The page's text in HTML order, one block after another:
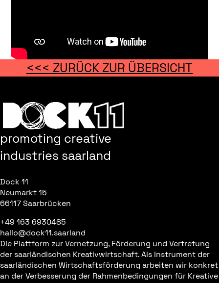
<<< ZURÜCK ZUR ÜBERSICHT
promoting creative
industries saarland
Dock 11
Neumarkt 15
66117 Saarbrücken
+49 163 6930485
hallo@dock11.saarland
Die Plattform zur Vernetzung, Förderung und Vertretung
der saarländischen Kreativwirtschaft. Als Instrument der
saarländischen Wirtschaftsförderung arbeiten wir konkret
an der Verbesserung der Rahmenbedingungen für Kreative